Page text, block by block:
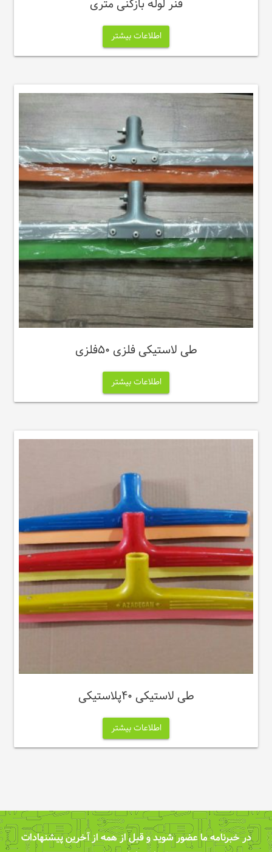
فنر لوله بازکنی متری
اطلاعات بیشتر
طی لاستیکی فلزی ۵۰فلزی
اطلاعات بیشتر
طی لاستیکی ۴۰پلاستیکی
اطلاعات بیشتر
در خبرنامه ما عضور شوید و قبل از همه از آخرین پیشنهادات